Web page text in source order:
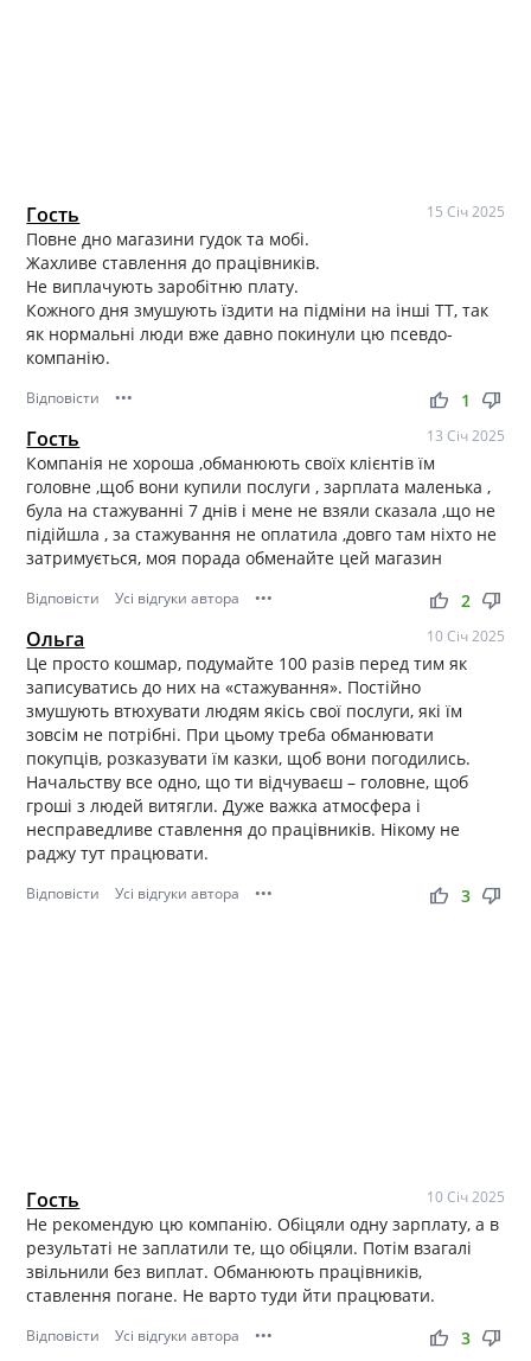
Гость 15 Січ 2025
Повне дно магазини гудок та мобі.
Жахливе ставлення до працівників.
Не виплачують заробітню плату.
Кожного дня змушують їздити на підміни на інші ТТ, так
як нормальні люди вже давно покинули цю псевдо-
компанію.
Відповісти ••• thumb_up thumb_down
1
Гость 13 Січ 2025
Компанія не хороша ,обманюють своїх клієнтів їм
головне ,щоб вони купили послуги , зарплата маленька ,
була на стажуванні 7 днів і мене не взяли сказала ,що не
підійшла , за стажування не оплатила ,довго там ніхто не
затримується, моя порада обменайте цей магазин
Відповісти Усі відгуки автора ••• thumb_up thumb_down
2
Ольга 10 Січ 2025
Це просто кошмар, подумайте 100 разів перед тим як
записуватись до них на «стажування». Постійно
змушують втюхувати людям якісь свої послуги, які їм
зовсім не потрібні. При цьому треба обманювати
покупців, розказувати їм казки, щоб вони погодились.
Начальству все одно, що ти відчуваєш – головне, щоб
гроші з людей витягли. Дуже важка атмосфера і
несправедливе ставлення до працівників. Нікому не
раджу тут працювати.
Відповісти Усі відгуки автора ••• thumb_up thumb_down
3
Гость 10 Січ 2025
Не рекомендую цю компанію. Обіцяли одну зарплату, а в
результаті не заплатили те, що обіцяли. Потім взагалі
звільнили без виплат. Обманюють працівників,
ставлення погане. Не варто туди йти працювати.
Відповісти Усі відгуки автора ••• thumb_up thumb_down
3